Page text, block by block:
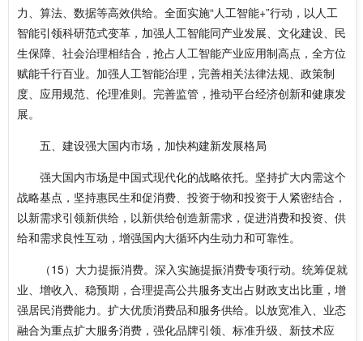
力、算法、数据等高效供给。全面实施“人工智能+”行动，以人工
智能引领科研范式变革，加强人工智能同产业发展、文化建设、民
生保障、社会治理相结合，抢占人工智能产业应用制高点，全方位
赋能千行百业。加强人工智能治理，完善相关法律法规、政策制
度、应用规范、伦理准则。完善监管，推动平台经济创新和健康发
展。
五、建设强大国内市场，加快构建新发展格局
强大国内市场是中国式现代化的战略依托。坚持扩大内需这个
战略基点，坚持惠民生和促消费、投资于物和投资于人紧密结合，
以新需求引领新供给，以新供给创造新需求，促进消费和投资、供
给和需求良性互动，增强国内大循环内生动力和可靠性。
（15）大力提振消费。深入实施提振消费专项行动。统筹促就
业、增收入、稳预期，合理提高公共服务支出占财政支出比重，增
强居民消费能力。扩大优质消费品和服务供给。以放宽准入、业态
融合为重点扩大服务消费，强化品牌引领、标准升级、新技术应